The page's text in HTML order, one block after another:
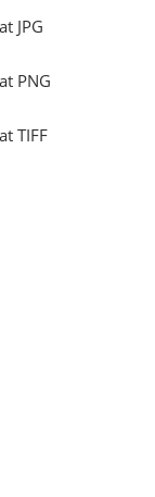
JPG
PNG
TIFF